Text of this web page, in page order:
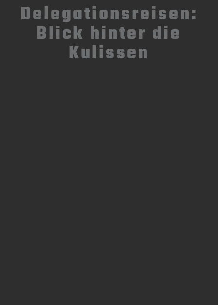
Delegationsreisen:
Blick hinter die
Kulissen